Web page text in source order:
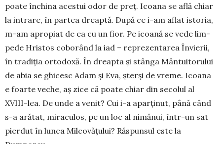
poate închina acestui odor de preț. Icoana se află chiar
la intrare, în partea dreaptă. După ce i-am aflat istoria,
m-am apropiat de ea cu un fior. Pe icoană se vede lim­
pede Hristos coborând la iad – re­prezentarea Învierii,
în tradiția ortodoxă. În dreapta și stânga Mân­tuitorului
de abia se ghicesc Adam și Eva, șterși de vreme. Icoana
e foarte veche, aș zice că poate chiar din secolul al
XVIII-lea. De unde a venit? Cui i-a aparținut, până când
s-a arătat, mira­culos, pe un loc al nimănui, într-un sat
pierdut în lun­ca Milcovățului? Răspunsul este la